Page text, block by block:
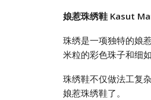
娘惹珠绣鞋 Kasut
珠绣是一项独特的娘
米粒的彩色珠子和细
珠绣鞋不仅做法工复
娘惹珠绣鞋了。